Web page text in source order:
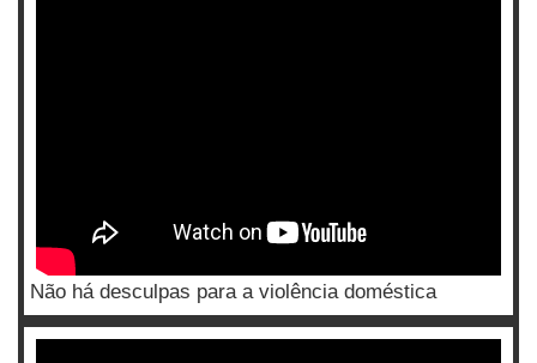
Não há desculpas para a violência doméstica